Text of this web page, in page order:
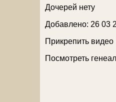
Дочерей нету
Добавлено: 26 03
Прикрепить видео
Посмотреть